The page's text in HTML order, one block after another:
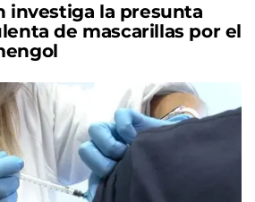
investiga la presunta
de mascarillas por el